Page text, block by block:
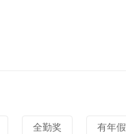
全勤奖 有年假